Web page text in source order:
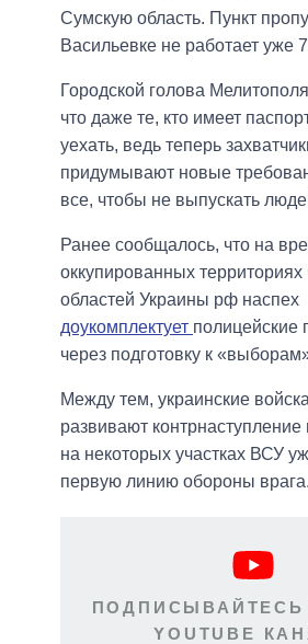
Сумскую область. Пункт
Васильевке не работает уже
Городской голова
что даже те, кто имеет
уехать, ведь теперь
придумывают новые
все, чтобы не выпускать
Ранее сообщалось, что на
оккупированных территориях
областей Украины рф наспех
доукомплектует полицейские
через подготовку к
Между тем, украинские
развивают
на некоторых участках ВСУ
первую линию обороны врага.
YOUTUBE